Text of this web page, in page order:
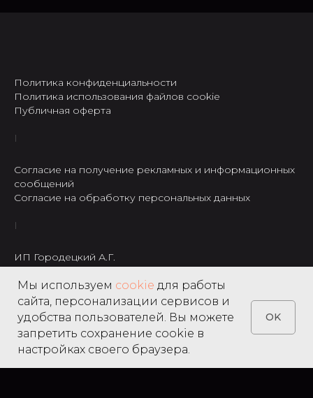
Home Catalog Search
Политика конфиденциальности
Политика использования файлов cookie
Публичная оферта
Согласие на получение рекламных и информационных
сообщений
Согласие на обработку персональных данных
ИП Городецкий А.Г.
ИНН: 237301234120
8 495 122 22 49
Мы используем cookie для работы
сайта, персонализации сервисов и
удобства пользователей. Вы можете
запретить сохранение cookie в
настройках своего браузера.
OK